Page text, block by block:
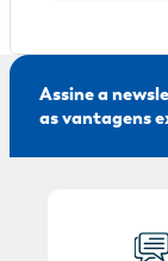
Assine a
as vantagens